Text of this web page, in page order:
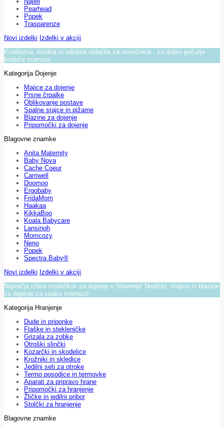
Pearhead
Popek
Trasparenze
Novi izdelki Izdelki v akciji
Kvalitetna, modna in udobna oblačila za nosečnice - za dobro počutje
bodoče mamice.
Kategorija Dojenje
Majice za dojenje
Prsne črpalke
Oblikovanje postave
Spalne srajce in pižame
Blazine za dojenje
Pripomočki za dojenje
Blagovne znamke
Anita Maternity
Baby Nova
Cache Coeur
Carriwell
Doomoo
Ergobaby
FridaMom
Haakaa
KikkaBoo
Koala Babycare
Lansinoh
Momcozy
Neno
Popek
Spectra Baby®
Novi izdelki Izdelki v akciji
Največja izbira modrčkov za dojenje v Sloveniji! Nedrčki, majice in blazine
za dojenje za vsako mamico!
Kategorija Hranjenje
Dude in priponke
Flaške in stekleničke
Grizala za zobke
Otroški slinčki
Kozarčki in skodelice
Krožniki in skledice
Jedilni seti za otroke
Termo posodice in termovke
Aparati za pripravo hrane
Pripomočki za hranjenje
Žličke in jedilni pribor
Stolčki za hranjenje
Blagovne znamke